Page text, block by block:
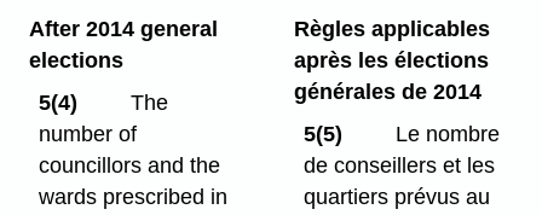
After 2014 general
elections
5(4)
The
number of
councillors and the
wards prescribed in
Règles applicables
après les élections
générales de 2014
5(5)
Le nombre
de conseillers et les
quartiers prévus au